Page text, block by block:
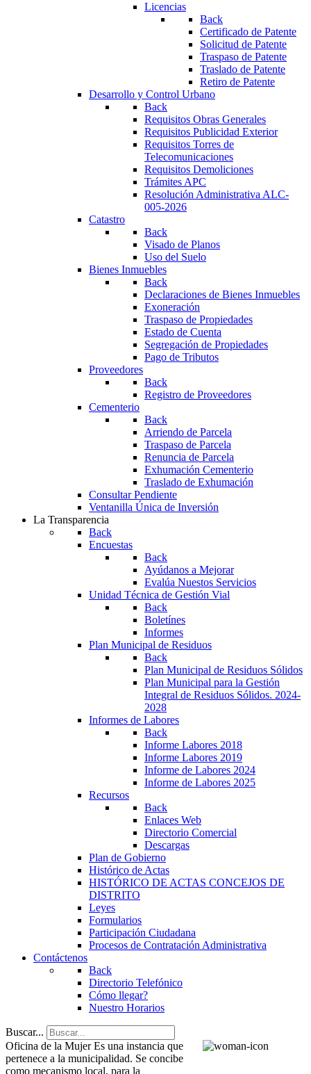
Licencias
Back
Certificado de Patente
Solicitud de Patente
Traspaso de Patente
Traslado de Patente
Retiro de Patente
Desarrollo y Control Urbano
Back
Requisitos Obras Generales
Requisitos Publicidad Exterior
Requisitos Torres de
Telecomunicaciones
Requisitos Demoliciones
Trámites APC
Resolución Administrativa ALC-
005-2026
Catastro
Back
Visado de Planos
Uso del Suelo
Bienes Inmuebles
Back
Declaraciones de Bienes Inmuebles
Exoneración
Traspaso de Propiedades
Estado de Cuenta
Segregación de Propiedades
Pago de Tributos
Proveedores
Back
Registro de Proveedores
Cementerio
Back
Arriendo de Parcela
Traspaso de Parcela
Renuncia de Parcela
Exhumación Cementerio
Traslado de Exhumación
Consultar Pendiente
Ventanilla Única de Inversión
La Transparencia
Back
Encuestas
Back
Ayúdanos a Mejorar
Evalúa Nuestos Servicios
Unidad Técnica de Gestión Vial
Back
Boletínes
Informes
Plan Municipal de Residuos
Back
Plan Municipal de Residuos Sólidos
Plan Municipal para la Gestión
Integral de Residuos Sólidos. 2024-
2028
Informes de Labores
Back
Informe Labores 2018
Informe Labores 2019
Informe de Labores 2024
Informe de Labores 2025
Recursos
Back
Enlaces Web
Directorio Comercial
Descargas
Plan de Gobierno
Histórico de Actas
HISTÓRICO DE ACTAS CONCEJOS DE
DISTRITO
Leyes
Formularios
Participación Ciudadana
Procesos de Contratación Administrativa
Contáctenos
Back
Directorio Telefónico
Cómo llegar?
Nuestro Horarios
Buscar...
Oficina de la Mujer Es una instancia que
pertenece a la municipalidad. Se concibe
como mecanismo local, para la